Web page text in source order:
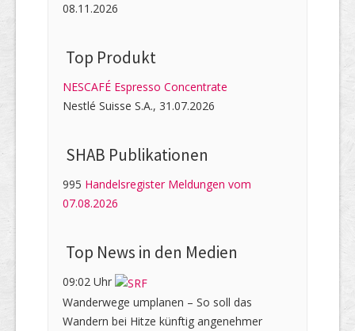
08.11.2026
Top Produkt
NESCAFÉ Espresso Concentrate
Nestlé Suisse S.A., 31.07.2026
SHAB Publi­kati­onen
995 Handelsregister Meldungen vom
07.08.2026
Top News in den Medien
09:02 Uhr
Wanderwege umplanen – So soll das
Wandern bei Hitze künftig angenehmer